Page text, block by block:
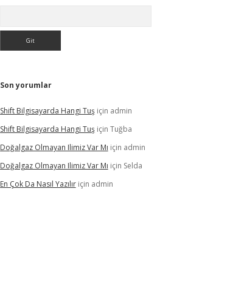
Son yorumlar
Shift Bilgisayarda Hangi Tuşiçin admin
Shift Bilgisayarda Hangi Tuşiçin Tuğba
Doğalgaz Olmayan Ilimiz Var Mı için admin
Doğalgaz Olmayan Ilimiz Var Mı için Selda
En Çok Da Nasıl Yazılıriçin admin